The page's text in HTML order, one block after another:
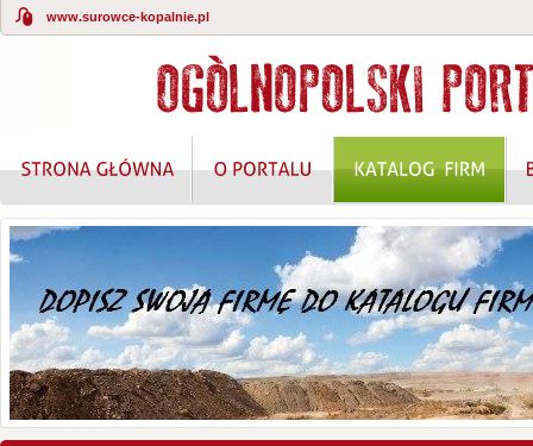
www.surowce-kopalnie.pl